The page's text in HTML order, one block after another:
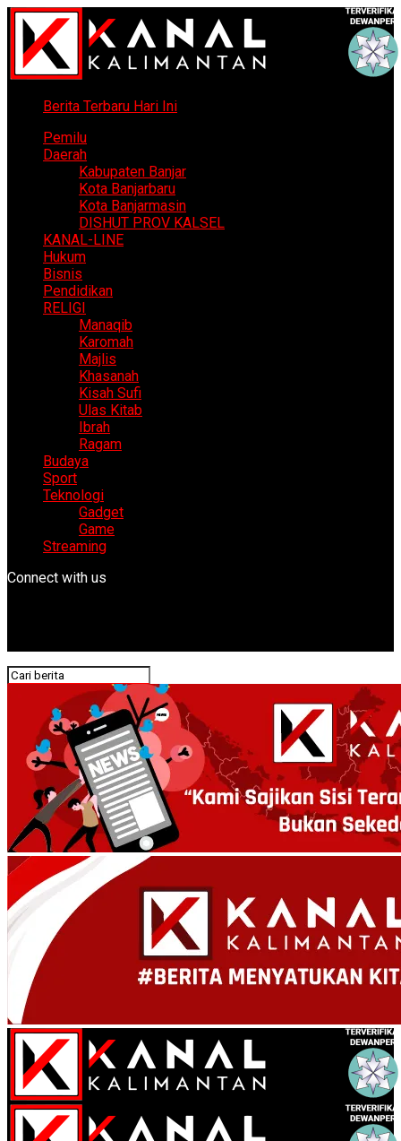
Berita Terbaru Hari Ini
Pemilu
Daerah
Kabupaten Banjar
Kota Banjarbaru
Kota Banjarmasin
DISHUT PROV KALSEL
KANAL-LINE
Hukum
Bisnis
Pendidikan
RELIGI
Manaqib
Karomah
Majlis
Khasanah
Kisah Sufi
Ulas Kitab
Ibrah
Ragam
Budaya
Sport
Teknologi
Gadget
Game
Streaming
Connect with us